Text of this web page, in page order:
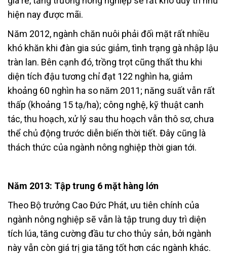
hiện nay được mãi.
Năm 2012, ngành chăn nuôi phải đối mặt rất nhiều
khó khăn khi đàn gia súc giảm, tình trạng gà nhập lậu
tràn lan. Bên cạnh đó, trồng trọt cũng thất thu khi
diện tích đậu tương chỉ đạt 122 nghìn ha, giảm
khoảng 60 nghìn ha so năm 2011; năng suất vẫn rất
thấp (khoảng 15 tạ/ha); công nghệ, kỹ thuật canh
tác, thu hoạch, xử lý sau thu hoạch vẫn thô sơ, chưa
thể chủ động trước diễn biến thời tiết. Đây cũng là
thách thức của ngành nông nghiệp thời gian tới.
Năm 2013: Tập trung 6 mặt hàng lớn
Theo Bộ trưởng Cao Đức Phát, ưu tiên chính của
ngành nông nghiệp sẽ vẫn là tập trung duy trì diện
tích lúa, tăng cường đầu tư cho thủy sản, bởi ngành
này vẫn còn giá trị gia tăng tốt hơn các ngành khác.